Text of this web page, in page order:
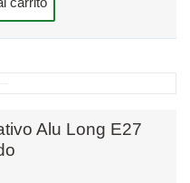
Alu Long E27